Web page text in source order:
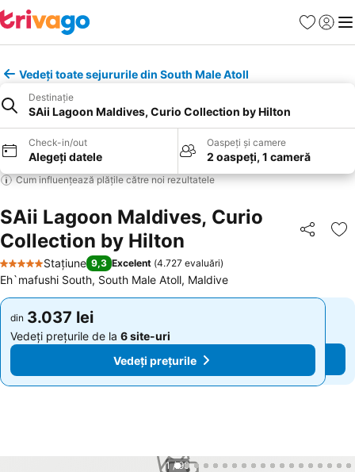
Favorite
Vedeți toate sejururile din South Male Atoll
Destinație
SAii Lagoon Maldives, Curio Collection by Hilton
Check-in/out
Alegeți datele
Oaspeți și camere
2 oaspeți, 1 cameră
Cum influențează plățile către noi rezultatele
SAii Lagoon Maldives, Curio
Collection by Hilton
Distribuiți
5 Stele
Stațiune 9,3 Excelent (4.727 evaluări)
Eh`mafushi South, South Male Atoll, Maldive
din 3.037 lei
Vedeți prețurile de la 6 site-uri
Vedeți prețurile
din 3.037 lei
Vedeți prețurile de la 6 site-uri
Vedeți prețurile
1 / 99